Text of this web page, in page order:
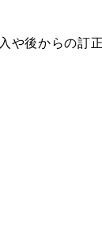
や後からの訂